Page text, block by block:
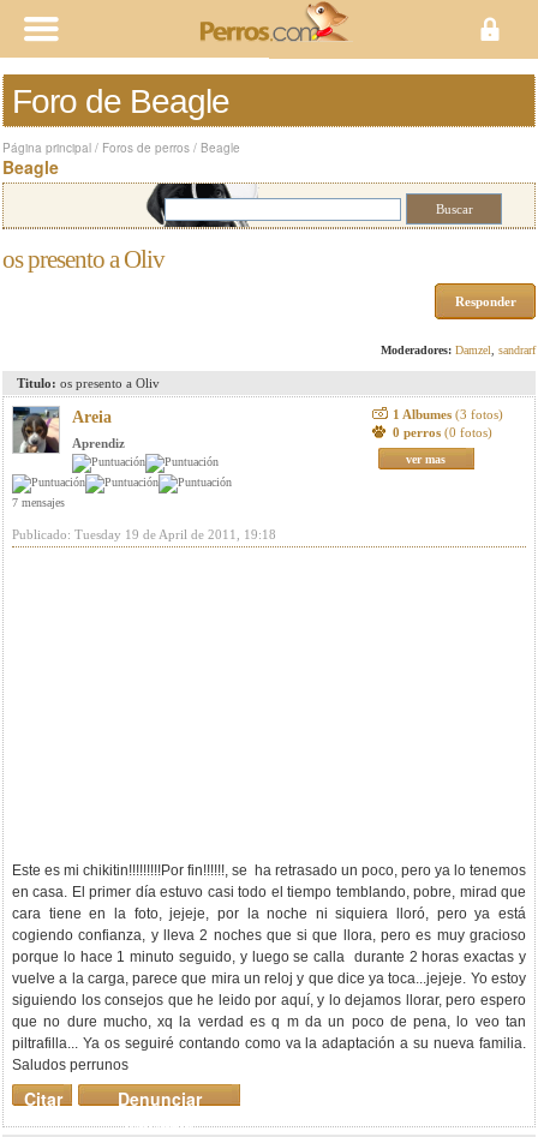
Foro de Beagle
Página principal / Foros de perros / Beagle
Beagle
os presento a Oliv
Responder
Moderadores: Damzel sandrarf
Titulo: os presento a Oliv
Areia
Aprendiz
7 mensajes
1 Albumes (3 fotos)
0 perros (0 fotos)
ver mas
Publicado: Tuesday 19 de April de 2011, 19:18
Este es mi chikitin!!!!!!!!!Por fin!!!!!!, se ha retrasado un poco, pero ya lo tenemos
en casa. El primer día estuvo casi todo el tiempo temblando, pobre, mirad que
cara tiene en la foto, jejeje, por la noche ni siquiera lloró, pero ya está
cogiendo confianza, y lleva 2 noches que si que llora, pero es muy gracioso
porque lo hace 1 minuto seguido, y luego se calla durante 2 horas exactas y
vuelve a la carga, parece que mira un reloj y que dice ya toca...jejeje. Yo estoy
siguiendo los consejos que he leido por aquí, y lo dejamos llorar, pero espero
que no dure mucho, xq la verdad es q m da un poco de pena, lo veo tan
piltrafilla... Ya os seguiré contando como va la adaptación a su nueva familia.
Saludos perrunos
Denunciar
mensaje
Citar